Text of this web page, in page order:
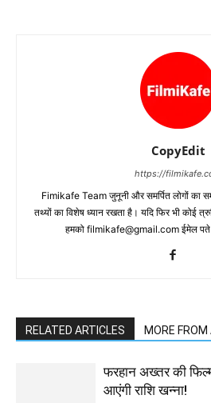
CopyEdit
https://
Fimikafe Team जुनूनी और समर्पित लोगों का
तथ्‍यों का विशेष ध्‍यान रखता है। यदि फिर भी कोई
हमको filmikafe@gmail.com ईमेल
RELATED ARTICLES MORE
फरहान अख्तर की
आएंगी राशि खन्ना!